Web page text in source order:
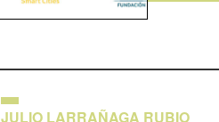
JULIO LARRAÑAGA RUBIO